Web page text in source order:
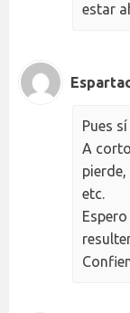
estar
Pues
A
etc.